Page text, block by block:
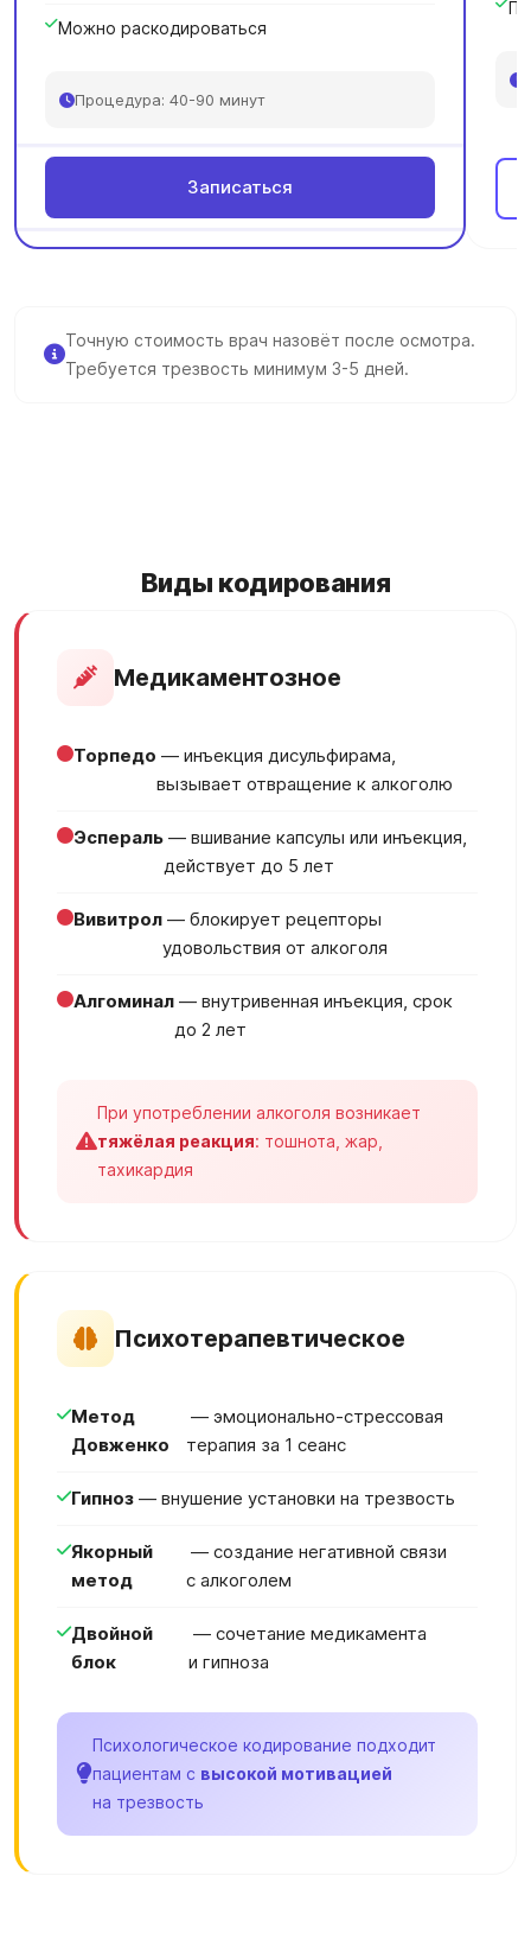
Можно раскодироваться
Процедура: 40-90 минут
Записаться
Точную стоимость врач назовёт после осмотра.
Требуется трезвость минимум 3-5 дней.
Виды кодирования
Медикаментозное
Торпедо — инъекция дисульфирама,
вызывает отвращение к алкоголю
Эспераль — вшивание капсулы или инъекция,
действует до 5 лет
Вивитрол — блокирует рецепторы
удовольствия от алкоголя
Алгоминал — внутривенная инъекция, срок
до 2 лет
При употреблении алкоголя возникает
тяжёлая реакция: тошнота, жар,
тахикардия
Психотерапевтическое
Метод
Довженко
— эмоционально-стрессовая
терапия за 1 сеанс
Гипноз — внушение установки на трезвость
Якорный
метод
— создание негативной связи
с алкоголем
Двойной
блок
— сочетание медикамента
и гипноза
Психологическое кодирование подходит
пациентам с высокой мотивацией
на трезвость